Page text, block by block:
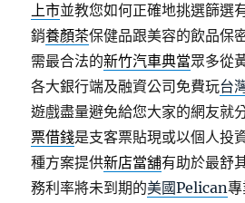
上市並教您如何正確地挑選篩選
銷養顏茶保健品跟美容的飲品保
需最合法的新竹汽車典當眾多從
各大銀行端及融資公司免費玩台
遊戲盡量避免給您大家的網友就
票借錢是支客票貼現或以個人投
種方案提供新店當舖有助於最舒
務利率將未到期的美國Pelican